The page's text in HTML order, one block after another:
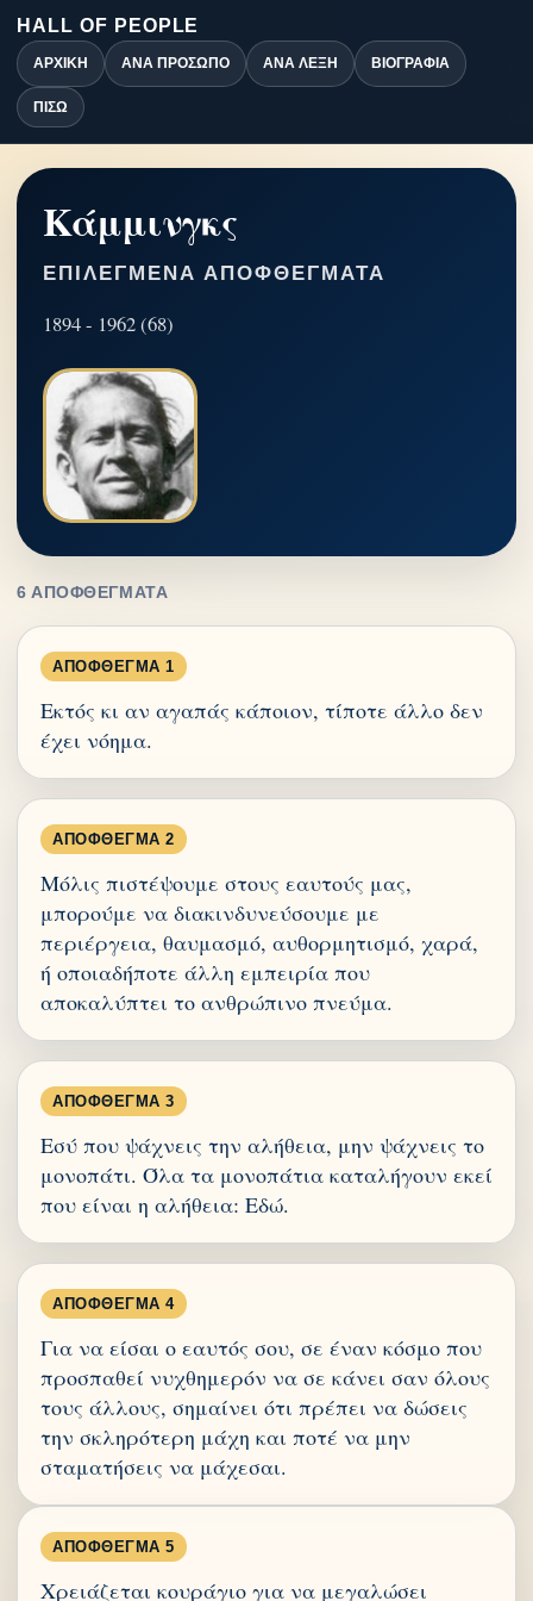
HALL OF PEOPLE
ΑΡΧΙΚΉ ΑΝΆ ΠΡΌΣΩΠΟ ΑΝΆ ΛΈΞΗ ΒΙΟΓΡΑΦΊΑ
ΠΊΣΩ
Κάμμινγκς
ΕΠΙΛΕΓΜΈΝΑ ΑΠΟΦΘΈΓΜΑΤΑ
1894 - 1962 (68)
6 ΑΠΟΦΘΈΓΜΑΤΑ
ΑΠΌΦΘΕΓΜΑ 1
Εκτός κι αν αγαπάς κάποιον, τίποτε άλλο δεν
έχει νόημα.
ΑΠΌΦΘΕΓΜΑ 2
Μόλις πιστέψουμε στους εαυτούς μας,
μπορούμε να διακινδυνεύσουμε με
περιέργεια, θαυμασμό, αυθορμητισμό, χαρά,
ή οποιαδήποτε άλλη εμπειρία που
αποκαλύπτει το ανθρώπινο πνεύμα.
ΑΠΌΦΘΕΓΜΑ 3
Εσύ που ψάχνεις την αλήθεια, μην ψάχνεις το
μονοπάτι. Όλα τα μονοπάτια καταλήγουν εκεί
που είναι η αλήθεια: Εδώ.
ΑΠΌΦΘΕΓΜΑ 4
Για να είσαι ο εαυτός σου, σε έναν κόσμο που
προσπαθεί νυχθημερόν να σε κάνει σαν όλους
τους άλλους, σημαίνει ότι πρέπει να δώσεις
την σκληρότερη μάχη και ποτέ να μην
σταματήσεις να μάχεσαι.
ΑΠΌΦΘΕΓΜΑ 5
Χρειάζεται κουράγιο για να μεγαλώσει